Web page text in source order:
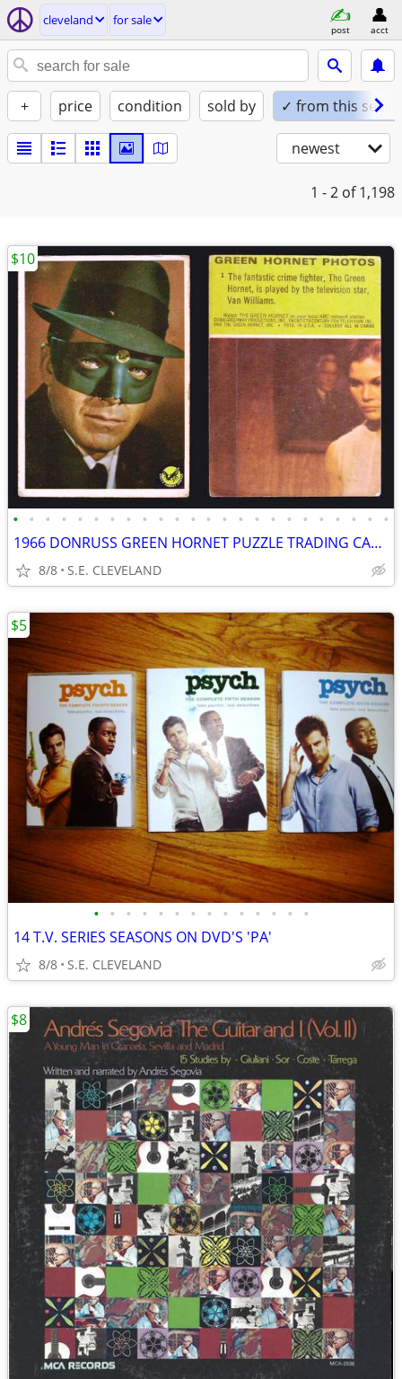
cleveland for sale
post acct
+ price condition sold by ✓ from this seller
newest
1 - 2 of 1,198
• • • • • • • • • • • • • • • • • • • • • • • •
1966 DONRUSS GREEN HORNET PUZZLE TRADING CARDS
8/8 S.E. CLEVELAND
$10
• • • • • • • • • • • • • •
14 T.V. SERIES SEASONS ON DVD'S 'PA'
8/8 S.E. CLEVELAND
$5
$8